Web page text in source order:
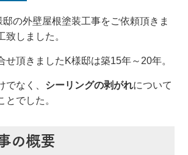
の外壁屋根塗装工事をご依頼頂きま
致しました。
せ頂きましたK様邸は築15年～20年。
でなく、 シーリングの剥がれについて
とでした。
の概要